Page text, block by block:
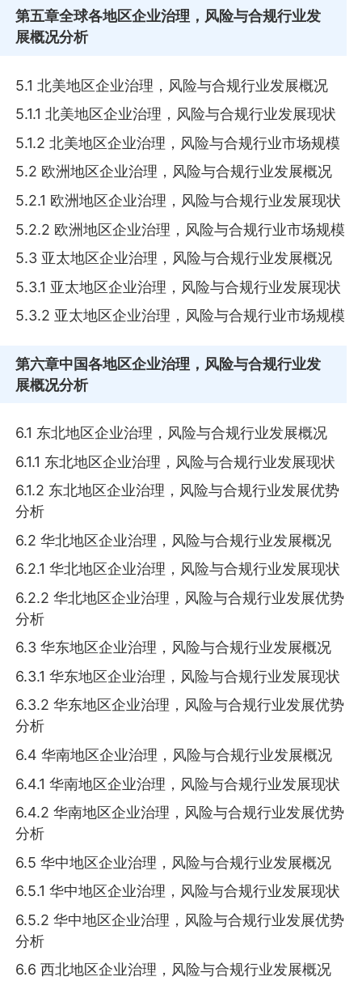
第五章全球各地区企业治理，风险与合规行业发
展概况分析
5.1 北美地区企业治理，风险与合规行业发展概况
5.1.1 北美地区企业治理，风险与合规行业发展现状
5.1.2 北美地区企业治理，风险与合规行业市场规模
5.2 欧洲地区企业治理，风险与合规行业发展概况
5.2.1 欧洲地区企业治理，风险与合规行业发展现状
5.2.2 欧洲地区企业治理，风险与合规行业市场规模
5.3 亚太地区企业治理，风险与合规行业发展概况
5.3.1 亚太地区企业治理，风险与合规行业发展现状
5.3.2 亚太地区企业治理，风险与合规行业市场规模
第六章中国各地区企业治理，风险与合规行业发
展概况分析
6.1 东北地区企业治理，风险与合规行业发展概况
6.1.1 东北地区企业治理，风险与合规行业发展现状
6.1.2 东北地区企业治理，风险与合规行业发展优势
分析
6.2 华北地区企业治理，风险与合规行业发展概况
6.2.1 华北地区企业治理，风险与合规行业发展现状
6.2.2 华北地区企业治理，风险与合规行业发展优势
分析
6.3 华东地区企业治理，风险与合规行业发展概况
6.3.1 华东地区企业治理，风险与合规行业发展现状
6.3.2 华东地区企业治理，风险与合规行业发展优势
分析
6.4 华南地区企业治理，风险与合规行业发展概况
6.4.1 华南地区企业治理，风险与合规行业发展现状
6.4.2 华南地区企业治理，风险与合规行业发展优势
分析
6.5 华中地区企业治理，风险与合规行业发展概况
6.5.1 华中地区企业治理，风险与合规行业发展现状
6.5.2 华中地区企业治理，风险与合规行业发展优势
分析
6.6 西北地区企业治理，风险与合规行业发展概况